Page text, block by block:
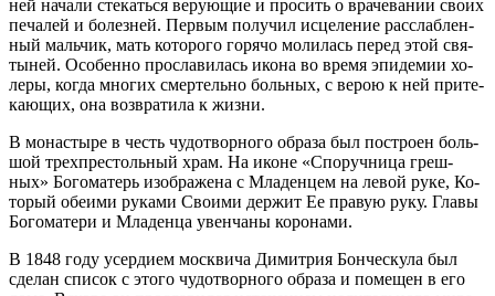
ней на­ча­ли сте­кать­ся ве­ру­ю­щие и про­сить о вра­че­ва­нии сво­их
пе­ча­лей и бо­лез­ней. Пер­вым по­лу­чил ис­це­ле­ние рас­слаб­лен­
ный маль­чик, мать ко­то­ро­го го­ря­чо мо­ли­лась пе­ред этой свя­
ты­ней. Осо­бен­но про­сла­ви­лась ико­на во вре­мя эпи­де­мии хо­
ле­ры, ко­гда мно­гих смер­тель­но боль­ных, с ве­рою к ней при­те­
ка­ю­щих, она воз­вра­ти­ла к жиз­ни.
В мо­на­сты­ре в честь чу­до­твор­но­го об­ра­за был по­стро­ен боль­
шой трех­пре­столь­ный храм. На иконе «Спо­руч­ни­ца греш­
ных» Бо­го­ма­терь изо­бра­же­на с Мла­ден­цем на ле­вой ру­ке, Ко­
то­рый обе­и­ми ру­ка­ми Сво­и­ми дер­жит Ее пра­вую ру­ку. Гла­вы
Бо­го­ма­те­ри и Мла­ден­ца увен­ча­ны ко­ро­на­ми.
В 1848 го­ду усер­ди­ем моск­ви­ча Ди­мит­рия Бон­че­ску­ла был
сде­лан спи­сок с это­го чу­до­твор­но­го об­ра­за и по­ме­щен в его